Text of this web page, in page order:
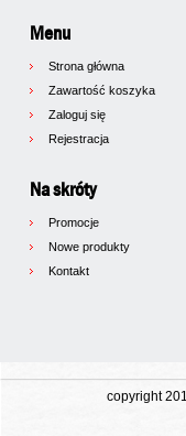
Menu
Strona główna
Zawartość koszyka
Zaloguj się
Rejestracja
Na skróty
Promocje
Nowe produkty
Kontakt
copyright